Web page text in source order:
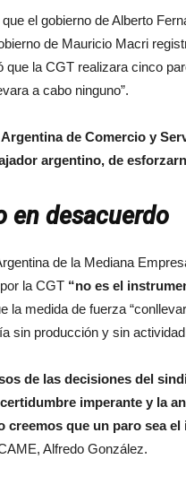
el gobierno de Alberto
de Mauricio Macri
que la CGT realizara cinco
a cabo ninguno”.
Argentina de Comercio y
argentino, de
en desacuerdo
de la Mediana
la CGT “no es el
la medida de fuerza
sin producción y sin
de las decisiones del
imperante y la
creemos que un paro sea
Alfredo González.